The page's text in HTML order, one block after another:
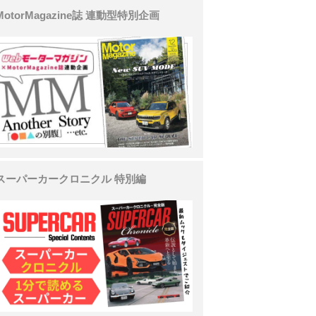
誌 連動型特別企画
ーパーカークロニクル 特別編